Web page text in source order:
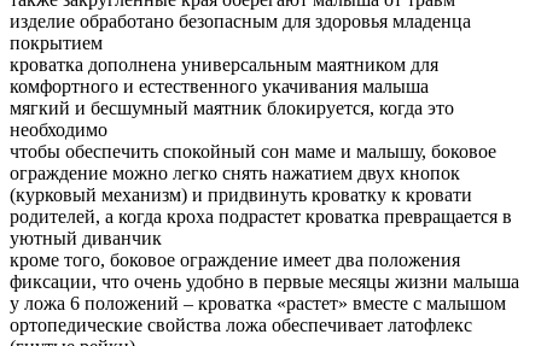
изделие обработано безопасным для здоровья младенца
покрытием
кроватка дополнена универсальным маятником для
комфортного и естественного укачивания малыша
мягкий и бесшумный маятник блокируется, когда это
необходимо
чтобы обеспечить спокойный сон маме и малышу, боковое
ограждение можно легко снять нажатием двух кнопок
(курковый механизм) и придвинуть кроватку к кровати
родителей, а когда кроха подрастет кроватка превращается в
уютный диванчик
кроме того, боковое ограждение имеет два положения
фиксации, что очень удобно в первые месяцы жизни малыша
у ложа 6 положений – кроватка «растет» вместе с малышом
ортопедические свойства ложа обеспечивает латофлекс